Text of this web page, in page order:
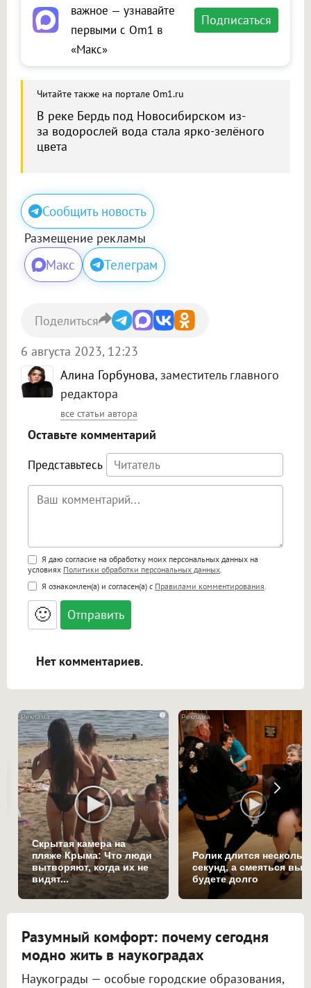
важное — узнавайте
первыми с Om1 в
«Макс»
Подписаться
Читайте также на портале Om1.ru
В реке Бердь под Новосибирском из-
за водорослей вода стала ярко-зелёного
цвета
Сообщить новость
Размещение рекламы
Макс Телеграм
Алина Горбунова, заместитель главного
редактора
все статьи автора
6 августа 2023, 12:23
Поделиться
Оставьте комментарий
Представьтесь
Поддержка HTML
<b>, <strong>, <u>, <i>, <em>, <s>, <big>,
<small>, <sup>, <sub>, <pre>, <ul>, <ol>, <li>,
<blockquote>, <code> экранирует HTML,
адреса URL автоматически становятся
ссылками, и [img]адрес[/img] будет
Я даю согласие на обработку моих персональных данных на
условиях Политики обработки персональных данных
Я ознакомлен(а) и согласен(а) с Правилами комментирования
🙂
Нет комментариев.
i
Скрытая камера на
пляже Крыма: Что люди
вытворяют, когда их не
видят...
Ролик длится
секунд, а смеяться вы
будете долго
Разумный комфорт: почему сегодня
модно жить в наукоградах
Наукограды — особые городские образования,